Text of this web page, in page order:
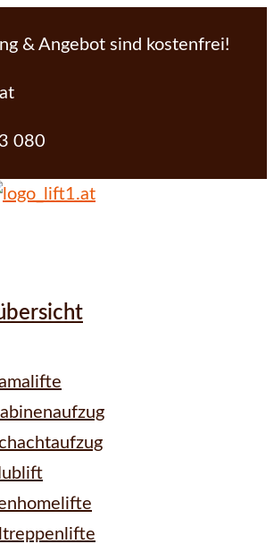
& Angebot sind kostenfrei!
080